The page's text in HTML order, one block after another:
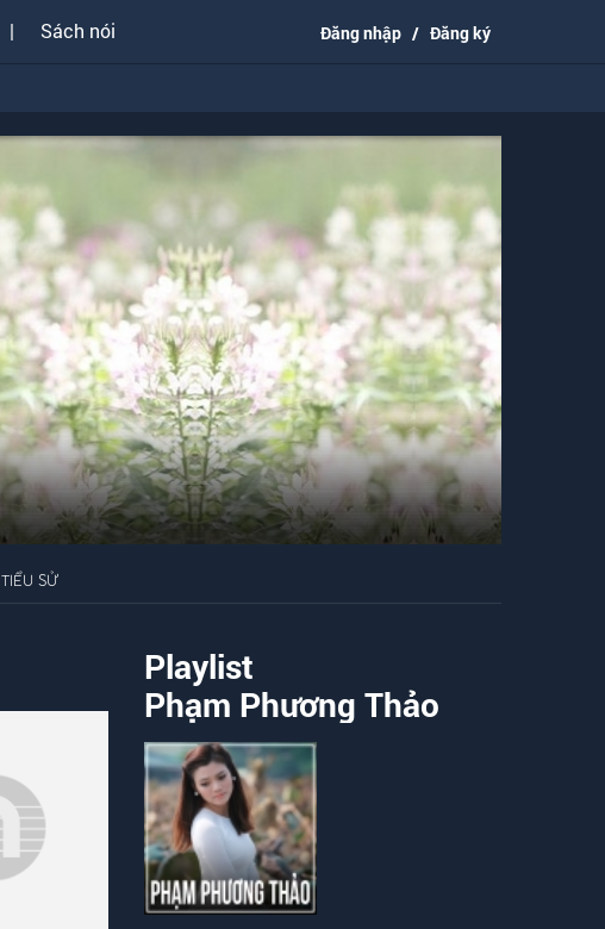
| Sách nói Đăng nhập / Đăng ký
TIỂU SỬ
Playlist
Phạm Phương Thảo